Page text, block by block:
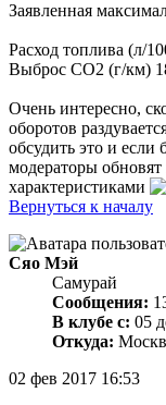
Заявленная
Расход топлива (л/
Выброс CO2 (г/км)
Очень интересно,
оборотов
обсудить это и если
модераторы
характеристиками
Вернуться к началу
Сяо Мэй
Самурай
Сообщения:
В клубе с: 05
Откуда:
02 фев 2017 16:53